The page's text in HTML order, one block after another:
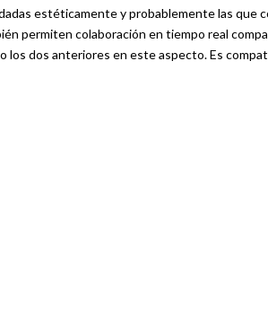
estéticamente y probablemente las que
permiten colaboración en tiempo real
los dos anteriores en este aspecto. Es